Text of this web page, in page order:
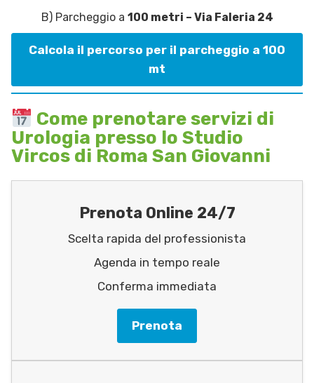
B) Parcheggio a 100 metri – Via Faleria 24
Calcola il percorso per il parcheggio a 100
mt
Come prenotare servizi di
Urologia presso lo Studio
Vircos di Roma San Giovanni
Prenota Online 24/7
Scelta rapida del professionista
Agenda in tempo reale
Conferma immediata
Prenota